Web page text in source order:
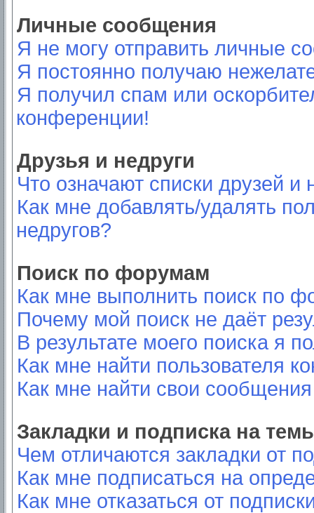
Личные сообщения
Я не могу отправить личные
Я постоянно получаю
Я получил спам или
конференции!
Друзья и недруги
Что означают списки друзей и
Как мне добавлять/удалять
недругов?
Поиск по форумам
Как мне выполнить поиск по
Почему мой поиск не даёт
В результате моего поиска я
Как мне найти пользователя
Как мне найти свои
Закладки и подписка на
Чем отличаются закладки от
Как мне подписаться на
Как мне отказаться от